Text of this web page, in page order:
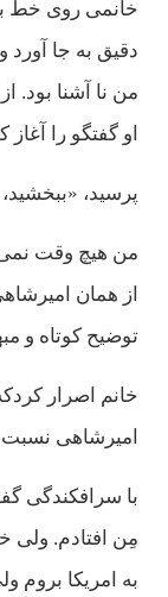
خانمی روی خط
دقيق به جا
من نا آشنا بود.
او گفتگو را آغاز
پرسيد،
من هیچ وقت نمی
از همان
توضيح كوتاه و
خانم اصرار
اميرشاهی نسبت
با سرافكندگی
مِن افتادم. ولی
به امريكا